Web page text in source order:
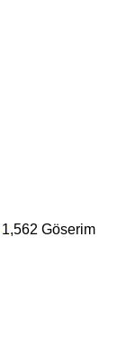
1,562 Göserim